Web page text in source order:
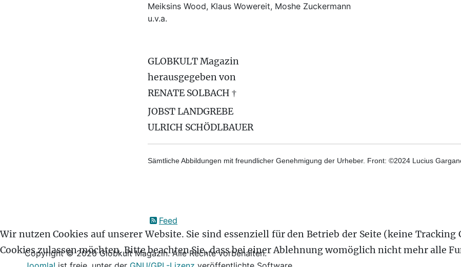
Meiksins Wood, Klaus Wowereit, Moshe Zuckermann
u.v.a.
GLOBKULT Magazin
herausgegeben von
RENATE SOLBACH †
JOBST LANDGREBE
ULRICH SCHÖDLBAUER
Sämtliche Abbildungen mit freundlicher Genehmigung der Urheber. Front: ©2024 Lucius
Feed
Copyright © 2026 Globkult Magazin. Alle Rechte vorbehalten.
Wir nutzen Cookies auf unserer Website. Sie sind essenziell für den Betrieb der Seite (keine Tracking
Cookies zulassen möchten. Bitte beachten Sie, dass bei einer Ablehnung womöglich nicht mehr alle